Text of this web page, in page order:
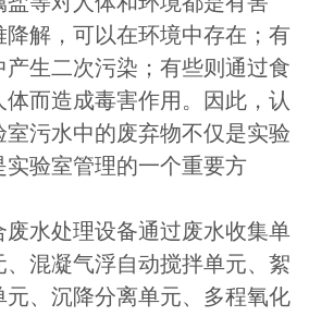
解，可以在环境中存在；有
生二次污染；有些则通过食
而造成毒害作用。因此，认
污水中的废弃物不仅是实验
实验室管理的一个重要方
水处理设备通过废水收集单
混凝气浮自动搅拌单元、絮
、沉降分离单元、多程氧化